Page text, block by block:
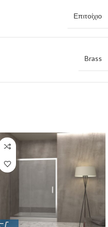
Επιτοίχιο
Brass